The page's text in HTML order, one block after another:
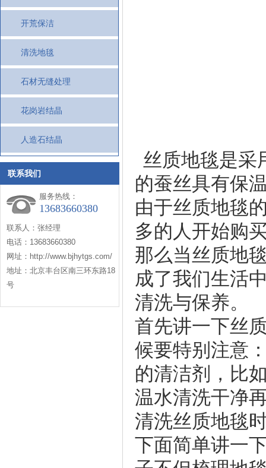
开荒保洁
清洗地毯
石材无缝处理
花岗岩结晶
人造石结晶
联系我们
服务热线：
13683660380
联系人：张经理
电话：13683660380
网址：http://www.bjhytgs.com/
地址：北京丰台区南三环东路18
号
丝质地毯是采
的蚕丝具有保
由于丝质地毯
多的人开始购
那么当丝质地
成了我们生活
清洗与保养。
首先讲一下丝
候要特别注意
的清洁剂，比
温水清洗干净
清洗丝质地毯
下面简单讲一